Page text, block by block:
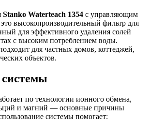
Stanko Waterteach 1354 с управляющим
высокопроизводительный фильтр для
для эффективного удаления солей
с высоким потреблением воды.
для частных домов, коттеджей,
объектов.
по технологии ионного обмена,
и магний — основные причины
системы помогает: